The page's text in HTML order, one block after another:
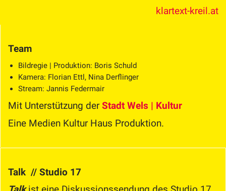
klartext-kreil.at
Team
Bildregie | Produktion: Boris Schuld
Kamera: Florian Ettl, Nina Derflinger
Stream: Jannis Federmair
Mit Unterstützung derStadt Wels | Kultur
Eine Medien Kultur Haus Produktion.
Talk // Studio 17